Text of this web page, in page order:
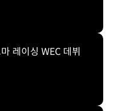
레이싱 WEC 데뷔